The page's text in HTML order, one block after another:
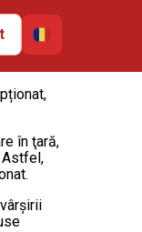
în ţară,
Astfel,